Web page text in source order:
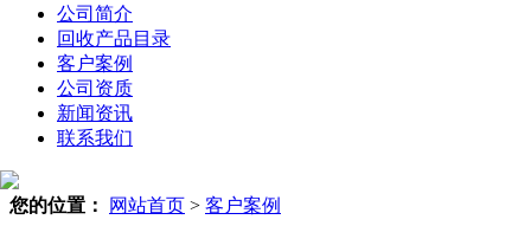
公司简介
回收产品目录
客户案例
公司资质
新闻资讯
联系我们
您的位置： 网站首页 > 客户案例